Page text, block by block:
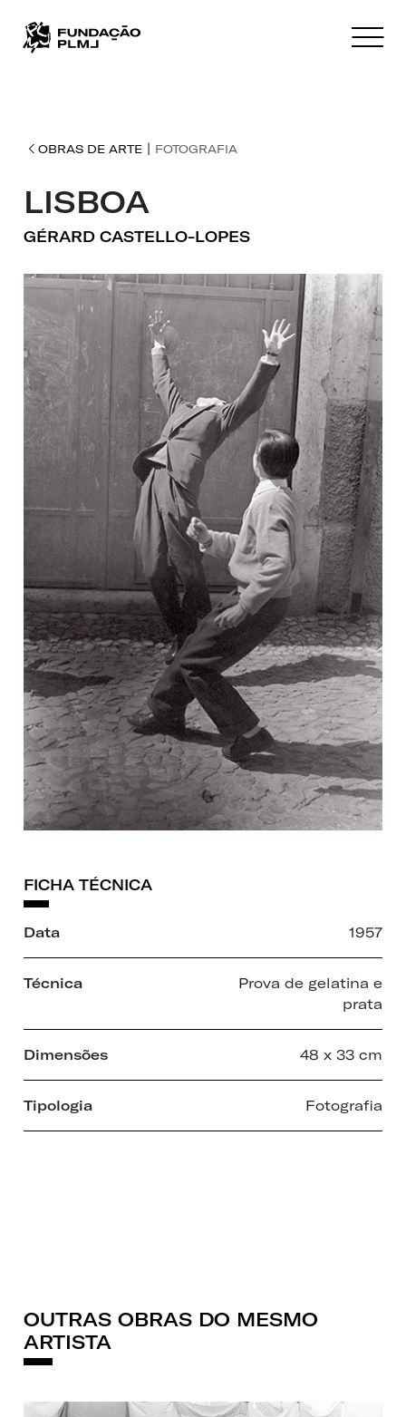
OBRAS DE ARTE| FOTOGRAFIA
LISBOA
GÉRARD CASTELLO-LOPES
FICHA TÉCNICA
Data 1957
Técnica
Prova de gelatina e
prata
Dimensões 48 x 33 cm
Tipologia Fotografia
OUTRAS OBRAS DO MESMO
ARTISTA